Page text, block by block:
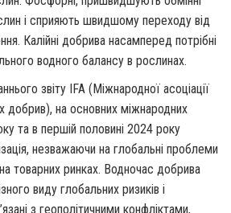
і сприяють швидшому переходу від
Калійні добрива насамперед потрібні
водного балансу в рослинах.
звіту IFA (Міжнародної асоціації
добрив), на основних міжнародних
та в першій половині 2024 року
незважаючи на глобальні проблеми
товарних ринках. Водночас добрива
виду глобальних ризиків і
з геополітичними конфліктами,